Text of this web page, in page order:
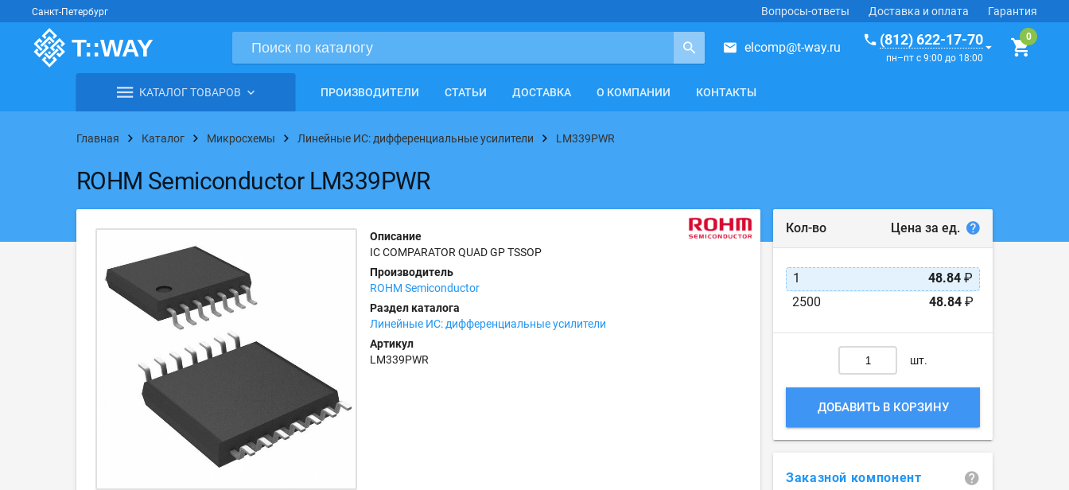
Санкт-Петербург Вопросы-ответы Доставка и оплата Гарантия
elcomp@t-way.ru (812) 622-17-70
пн–пт с 9:00 до 18:00
КАТАЛОГ ТОВАРОВ ПРОИЗВОДИТЕЛИ СТАТЬИ ДОСТАВКА О КОМПАНИИ КОНТАКТЫ
Главная Каталог Микросхемы Линейные ИС: дифференциальные усилители LM339PWR
ROHM Semiconductor LM339PWR
Описание
IC COMPARATOR QUAD GP TSSOP
Производитель
ROHM Semiconductor
Раздел каталога
Линейные ИС: дифференциальные усилители
Артикул
LM339PWR
Кол-во Цена за ед.
1 48.84 ₽
2500
48.84 ₽
шт.
ДОБАВИТЬ В КОРЗИНУ
Заказной компонент